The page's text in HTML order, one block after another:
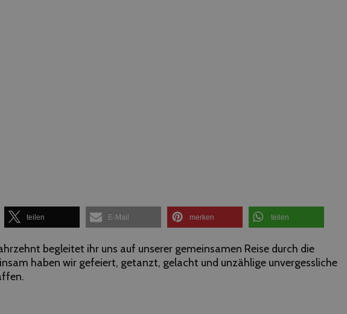
teilen E-Mail merken teilen
begleitet ihr uns auf unserer gemeinsamen Reise durch die
haben wir gefeiert, getanzt, gelacht und unzählige unvergessliche